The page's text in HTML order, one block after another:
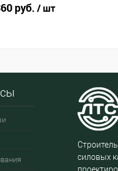
руб. / шт
силовых